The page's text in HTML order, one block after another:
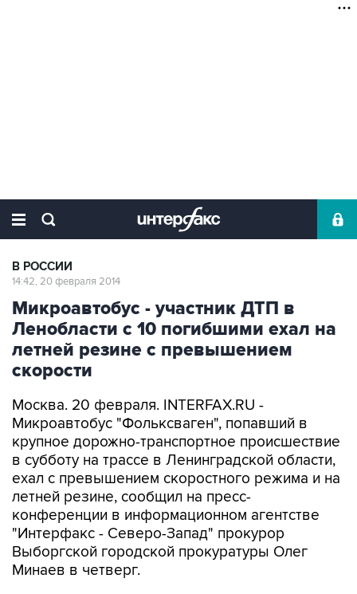
В РОССИИ
14:42, 20 февраля 2014
Микроавтобус - участник ДТП в
Ленобласти с 10 погибшими ехал на
летней резине с превышением
скорости
Москва. 20 февраля. INTERFAX.RU -
Микроавтобус "Фольксваген", попавший в
крупное дорожно-транспортное происшествие
в субботу на трассе в Ленинградской области,
ехал с превышением скоростного режима и на
летней резине, сообщил на пресс-
конференции в информационном агентстве
"Интерфакс - Северо-Запад" прокурор
Выборгской городской прокуратуры Олег
Минаев в четверг.